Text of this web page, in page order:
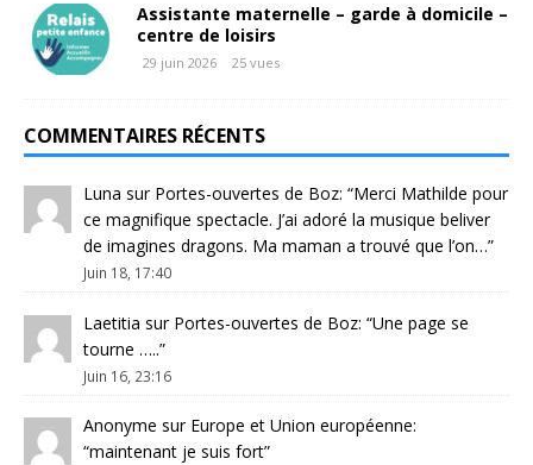
Assistante maternelle – garde à domicile –
centre de loisirs
29 juin 2026 25 vues
COMMENTAIRES RÉCENTS
Luna sur Portes-ouvertes de Boz: “Merci Mathilde pour
ce magnifique spectacle. J’ai adoré la musique beliver
de imagines dragons. Ma maman a trouvé que l’on…”
Juin 18, 17:40
Laetitia sur Portes-ouvertes de Boz: “Une page se
tourne …..”
Juin 16, 23:16
Anonyme sur Europe et Union européenne:
“maintenant je suis fort”